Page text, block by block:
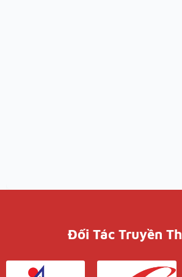
Đối Tác Truyền